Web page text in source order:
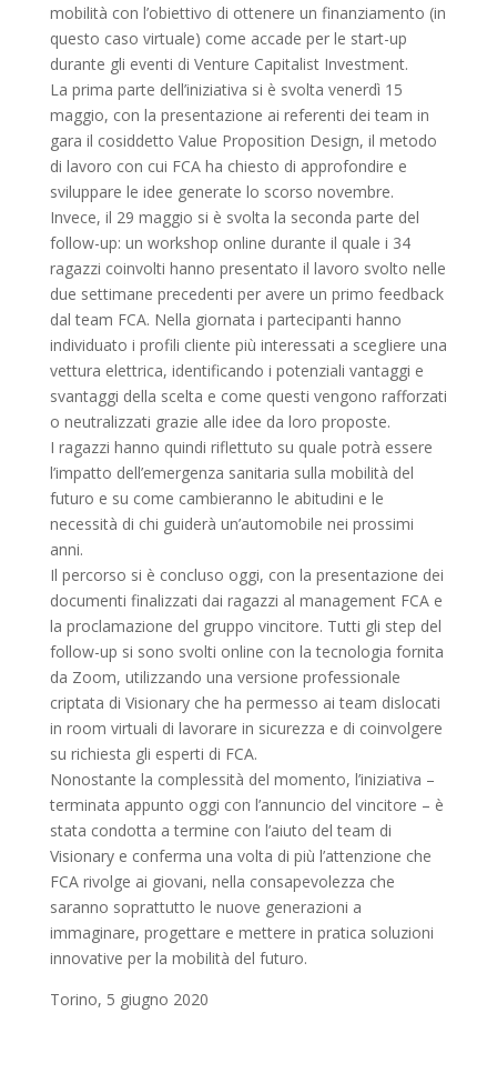
mobilità con l’obiettivo di ottenere un finanziamento (in
questo caso virtuale) come accade per le start-up
durante gli eventi di Venture Capitalist Investment.
La prima parte dell’iniziativa si è svolta venerdì 15
maggio, con la presentazione ai referenti dei team in
gara il cosiddetto Value Proposition Design, il metodo
di lavoro con cui FCA ha chiesto di approfondire e
sviluppare le idee generate lo scorso novembre.
Invece, il 29 maggio si è svolta la seconda parte del
follow-up: un workshop online durante il quale i 34
ragazzi coinvolti hanno presentato il lavoro svolto nelle
due settimane precedenti per avere un primo feedback
dal team FCA. Nella giornata i partecipanti hanno
individuato i profili cliente più interessati a scegliere una
vettura elettrica, identificando i potenziali vantaggi e
svantaggi della scelta e come questi vengono rafforzati
o neutralizzati grazie alle idee da loro proposte.
I ragazzi hanno quindi riflettuto su quale potrà essere
l’impatto dell’emergenza sanitaria sulla mobilità del
futuro e su come cambieranno le abitudini e le
necessità di chi guiderà un’automobile nei prossimi
anni.
Il percorso si è concluso oggi, con la presentazione dei
documenti finalizzati dai ragazzi al management FCA e
la proclamazione del gruppo vincitore. Tutti gli step del
follow-up si sono svolti online con la tecnologia fornita
da Zoom, utilizzando una versione professionale
criptata di Visionary che ha permesso ai team dislocati
in room virtuali di lavorare in sicurezza e di coinvolgere
su richiesta gli esperti di FCA.
Nonostante la complessità del momento, l’iniziativa –
terminata appunto oggi con l’annuncio del vincitore – è
stata condotta a termine con l’aiuto del team di
Visionary e conferma una volta di più l’attenzione che
FCA rivolge ai giovani, nella consapevolezza che
saranno soprattutto le nuove generazioni a
immaginare, progettare e mettere in pratica soluzioni
innovative per la mobilità del futuro.
Torino, 5 giugno 2020